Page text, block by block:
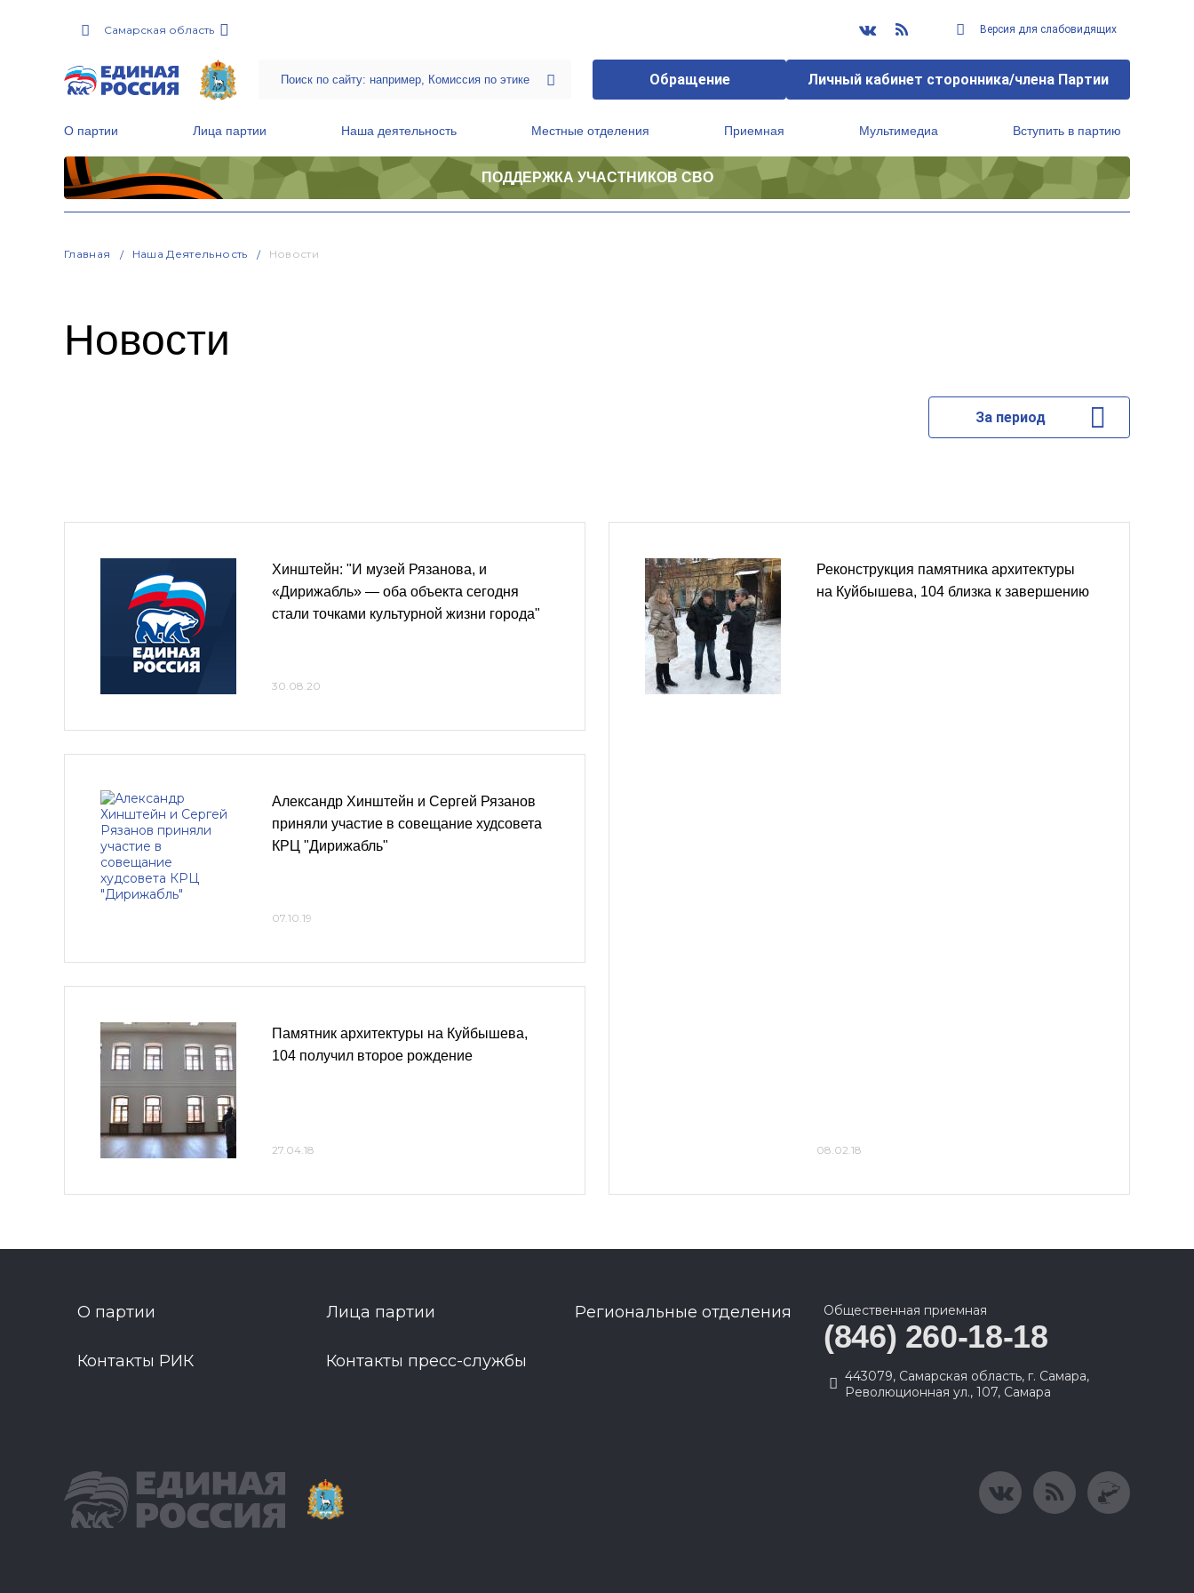
Самарская область Версия для слабовидящих
Обращение Личный кабинет сторонника/члена Партии
О партии Лица партии Наша деятельность Местные отделения Приемная Мультимедиа Вступить в партию
ПОДДЕРЖКА УЧАСТНИКОВ СВО
Главная Наша Деятельность Новости
Новости
За период
Хинштейн: "И музей Рязанова, и
«Дирижабль» — оба объекта сегодня
стали точками культурной жизни города"
30.08.20
Александр Хинштейн и Сергей Рязанов
приняли участие в совещание худсовета
КРЦ "Дирижабль"
07.10.19
Памятник архитектуры на Куйбышева,
104 получил второе рождение
27.04.18
Реконструкция памятника архитектуры
на Куйбышева, 104 близка к завершению
08.02.18
О партии Лица партии Региональные отделения
Контакты РИК Контакты пресс-службы
Общественная приемная
(846) 260-18-18
443079, Самарская область, г. Самара,
Революционная ул., 107, Самара